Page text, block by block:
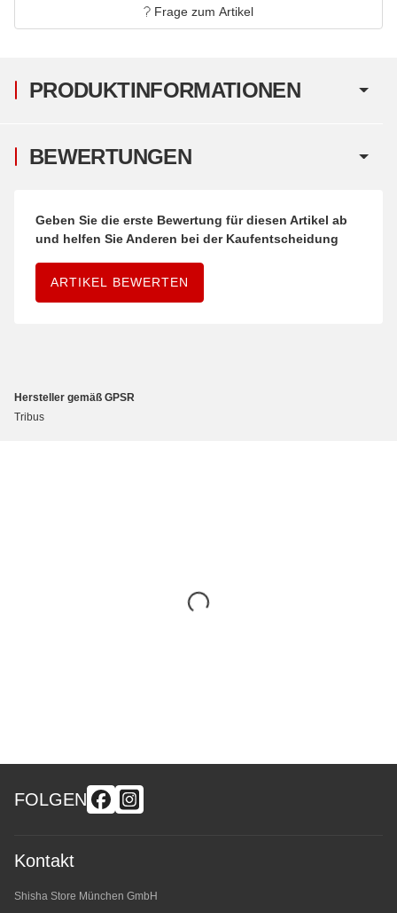
Frage zum Artikel
PRODUKTINFORMATIONEN
BEWERTUNGEN
Geben Sie die erste Bewertung für diesen Artikel ab
und helfen Sie Anderen bei der Kaufentscheidung
ARTIKEL BEWERTEN
Hersteller gemäß GPSR
Tribus
FOLGEN
Kontakt
Shisha Store München GmbH